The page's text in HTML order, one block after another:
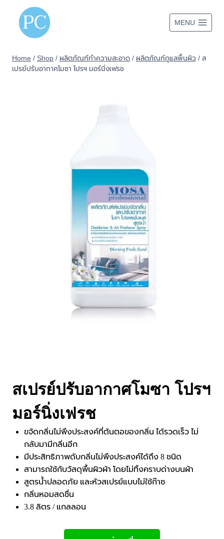
content
MENU
Home / Shop / ผลิตภัณฑ์ทำความสะอาด / ผลิตภัณฑ์ดูแลพื้นผิว / ส
เปรย์ปรับอากาศโมซา โปรฯ มอร์นิ่งเฟรช
สเปรย์ปรับอากาศโมซา โปรฯ
มอร์นิ่งเฟรช
ขจัดกลิ่นไม่พึงประสงค์ที่ต้นตอของกลิ่น ได้รวดเร็ว ไม่
กลับมามีกลิ่นอีก
มีประสิทธิภาพดับกลิ่นไม่พึงประสงค์ได้ถึง 8 ชนิด
สามารถใช้กับวัสดุพื้นผิวผ้า โดยไม่ทิ้งคราบด่างบนผ้า
สูตรน้ำปลอดภัย และหัวสเปรย์แบบไม่ใช้ก๊าซ
กลิ่นหอมสดชื่น
3.8 ลิตร / แกลลอน